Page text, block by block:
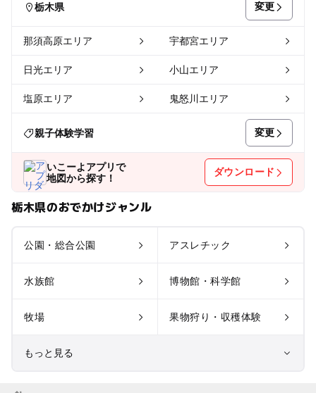
栃木県 変更
那須高原エリア 宇都宮エリア
日光エリア 小山エリア
塩原エリア 鬼怒川エリア
親子体験学習 変更
いこーよアプリで
地図から探す！
ダウンロード
栃木県のおでかけジャンル
公園・総合公園 アスレチック
水族館 博物館・科学館
牧場 果物狩り・収穫体験
もっと見る